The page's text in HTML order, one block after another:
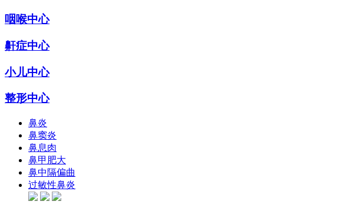
咽喉中心
鼾症中心
小儿中心
整形中心
鼻炎
鼻窦炎
鼻息肉
鼻甲肥大
鼻中隔偏曲
过敏性鼻炎